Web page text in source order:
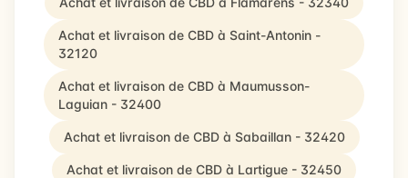
Achat et livraison de CBD à Saint-Antonin -
32120
Achat et livraison de CBD à Maumusson-
Laguian - 32400
Achat et livraison de CBD à Sabaillan - 32420
Achat et livraison de CBD à Lartigue - 32450